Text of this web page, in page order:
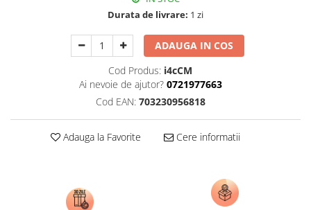
Durata de livrare: 1 zi
ADAUGA IN COS
Cod Produs: i4cCM
Ai nevoie de ajutor? 0721977663
Cod EAN: 703230956818
Adauga la Favorite Cere informatii